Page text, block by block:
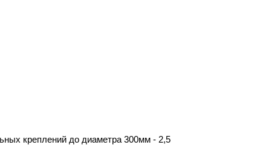
креплений до диаметра 300мм - 2,5